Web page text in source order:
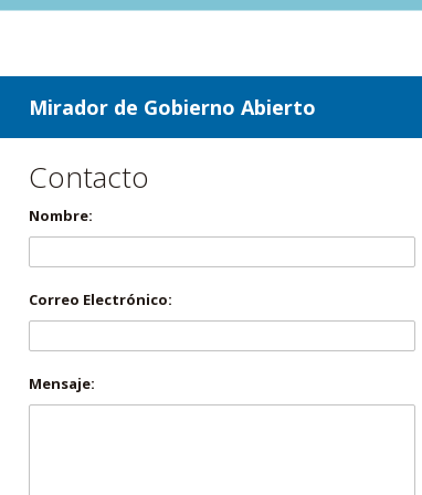
ir a contenido
ir al menú
Mirador de Gobierno Abierto
Contacto
Nombre:
Correo Electrónico:
Mensaje: